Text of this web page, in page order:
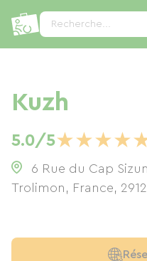
Recherche...
Kuzh
5.0/5★★★★
6 Rue du Cap
Trolimon, France,
Panneau de gestion